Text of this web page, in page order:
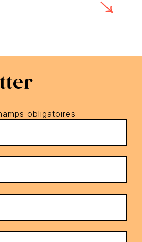
obligatoires